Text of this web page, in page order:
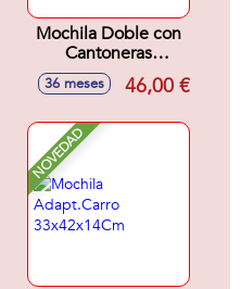
Mochila Doble con
Cantoneras
Adaptable a Carro
32x42x15Cm
36 meses 46,00 €
NOVEDAD